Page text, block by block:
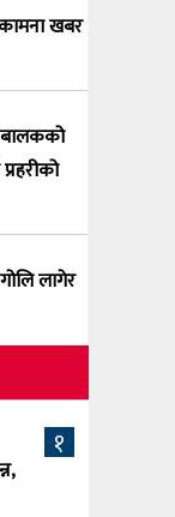
खबर
बालकको
लागेर
बिजयी
अध्यक्षमा
१